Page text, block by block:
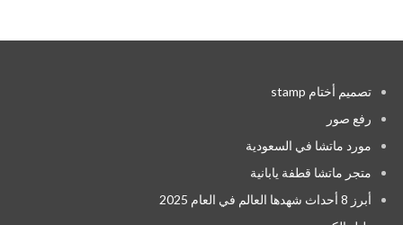
تصميم أختام stamp
رفع صور
مورد ماتشا في السعودية
متجر ماتشا قطفة يابانية
أبرز 8 أحداث شهدها العالم في العام 2025